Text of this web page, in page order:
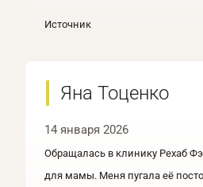
Источник
Яна Тоценко
14 января 2026
Обращалась в клинику Рехаб
для мамы. Меня пугала её